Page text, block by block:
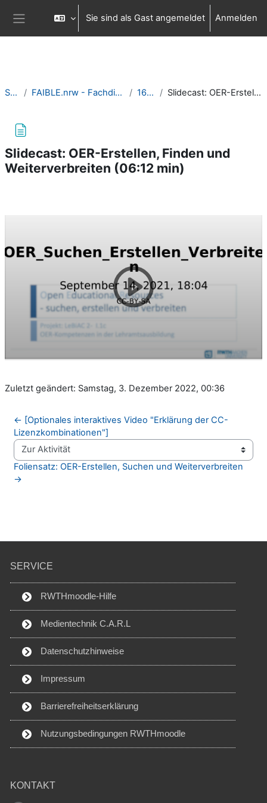
Website-Übersicht
Sie sind als Gast angemeldet Anmelden
Startseite FAIBLE.nrw - Fachdidaktik Informatik in Bausteinen für die Lehre 16: OER Zyklus Slidecast: OER-Erstellen, Finden und Weiterverbreiten (06:12 min)
Slidecast: OER-Erstellen, Finden und
Weiterverbreiten (06:12 min)
Zuletzt geändert: Samstag, 3. Dezember 2022, 00:36
← [Optionales interaktives Video "Erklärung der CC-
Lizenzkombinationen"]
Zur Aktivität
Foliensatz: OER-Erstellen, Suchen und Weiterverbreiten
→
SERVICE
RWTHmoodle-Hilfe
Medientechnik C.A.R.L
Datenschutzhinweise
Impressum
Barrierefreiheitserklärung
Nutzungsbedingungen RWTHmoodle
KONTAKT